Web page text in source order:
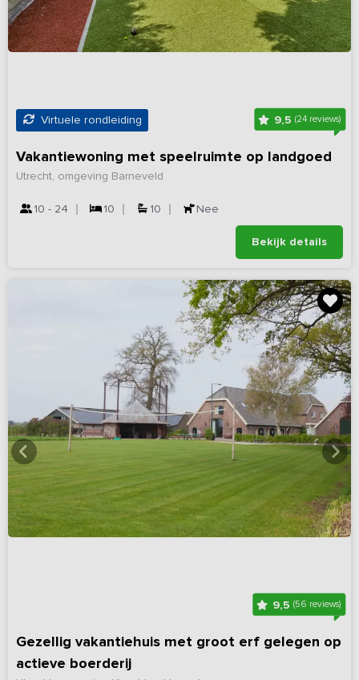
Virtuele rondleiding 9,5(24 reviews)
Vakantiewoning met speelruimte op landgoed
Utrecht, omgeving Barneveld
10 - 24 10 10 Nee
Bekijk details
9,5 (56 reviews)
Gezellig vakantiehuis met groot erf gelegen op
actieve boerderij